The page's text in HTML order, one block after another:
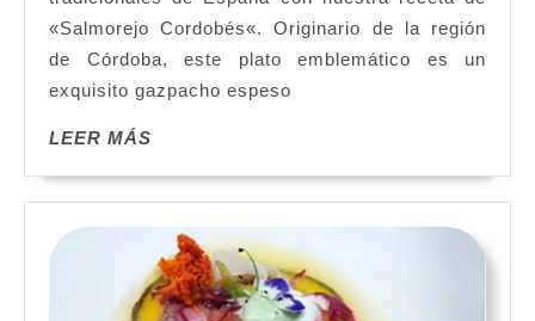
a
paso
«Salmorejo Cordobés«. Originario de la región
de Córdoba, este plato emblemático es un
exquisito gazpacho espeso
LEER MÁS